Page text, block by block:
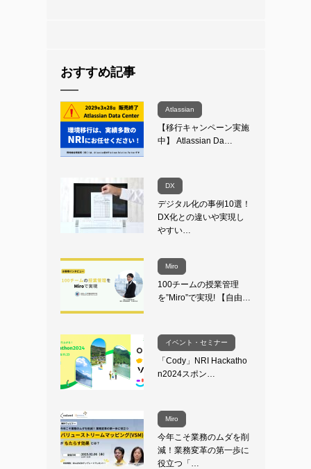
おすすめ記事
Atlassian
【移行キャンペーン実施
中】 Atlassian Da…
DX
デジタル化の事例10選！
DX化との違いや実現し
やすい…
Miro
100チームの授業管理
を”Miro”で実現! 【自由…
イベント・セミナー
「Cody」NRI Hackatho
n2024スポン…
Miro
今年こそ業務のムダを削
減！業務変革の第一歩に
役立つ「…